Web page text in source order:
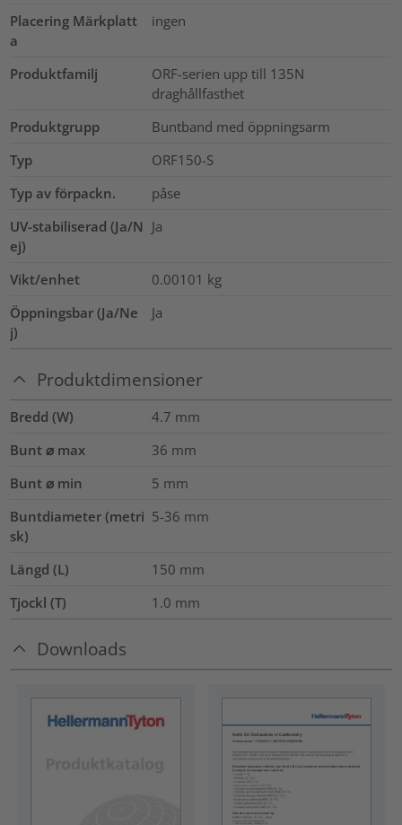
Placering Märkplatt
a
ingen
Produktfamilj
ORF-serien upp till 135N
draghållfasthet
Produktgrupp
Buntband med öppningsarm
Typ
ORF150-S
Typ av förpackn.
påse
UV-stabiliserad (Ja/N
ej)
Ja
Vikt/enhet 0.00101 kg
Öppningsbar (Ja/Ne
j)
Ja
Produktdimensioner
Bredd (W) 4.7 mm
Bunt ⌀ max
36 mm
Bunt ⌀ min
5 mm
Buntdiameter (metri
sk)
5-36 mm
Längd (L) 150 mm
Tjockl (T)
1.0 mm
Downloads